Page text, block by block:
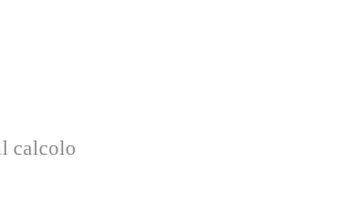
calcolo